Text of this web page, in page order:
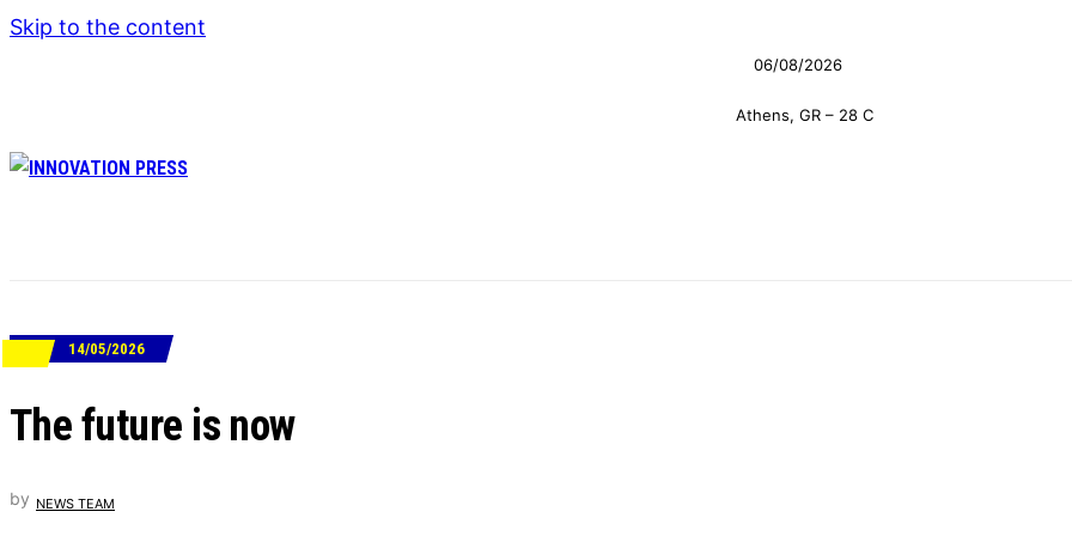
Skip to the content
06/08/2026
Athens, GR – 28 C
14/05/2026
Τhe future is now
by NEWS TEAM